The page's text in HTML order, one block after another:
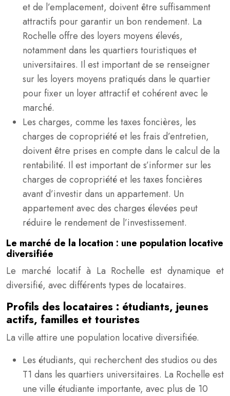
et de l’emplacement, doivent être suffisamment
attractifs pour garantir un bon rendement. La
Rochelle offre des loyers moyens élevés,
notamment dans les quartiers touristiques et
universitaires. Il est important de se renseigner
sur les loyers moyens pratiqués dans le quartier
pour fixer un loyer attractif et cohérent avec le
marché.
Les charges, comme les taxes foncières, les
charges de copropriété et les frais d’entretien,
doivent être prises en compte dans le calcul de la
rentabilité. Il est important de s’informer sur les
charges de copropriété et les taxes foncières
avant d’investir dans un appartement. Un
appartement avec des charges élevées peut
réduire le rendement de l’investissement.
Le marché de la location : une population locative
diversifiée
Le marché locatif à La Rochelle est dynamique et
diversifié, avec différents types de locataires.
Profils des locataires : étudiants, jeunes
actifs, familles et touristes
La ville attire une population locative diversifiée.
Les étudiants, qui recherchent des studios ou des
T1 dans les quartiers universitaires. La Rochelle est
une ville étudiante importante, avec plus de 10